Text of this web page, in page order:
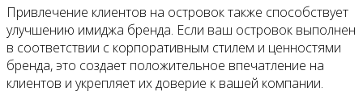
Привлечение клиентов на островок также способствует
улучшению имиджа бренда. Если ваш островок выполнен
в соответствии с корпоративным стилем и ценностями
бренда, это создает положительное впечатление на
клиентов и укрепляет их доверие к вашей компании.